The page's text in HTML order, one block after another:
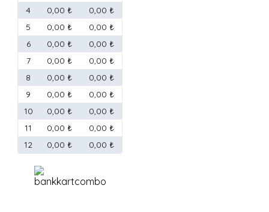
4
0,00 ₺
0,00 ₺
5
0,00 ₺
0,00 ₺
6
0,00 ₺
0,00 ₺
7
0,00 ₺
0,00 ₺
8
0,00 ₺
0,00 ₺
9
0,00 ₺
0,00 ₺
10
0,00 ₺
0,00 ₺
11
0,00 ₺
0,00 ₺
12
0,00 ₺ 0,00 ₺